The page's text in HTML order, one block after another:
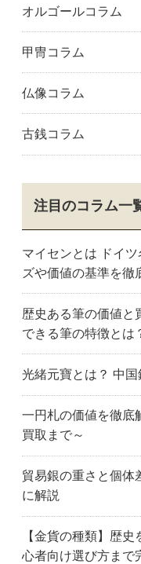
オルゴールコラム
甲冑コラム
仏像コラム
古銭コラム
注目のコラム一
マイセンとは ドイ
ズや価値の基準を徹
歴史ある筆の価値と
できる筆の特徴とは
光緒元寶とは？ 中
一円札の価値を徹底
買取まで～
貿易銀の重さと個体
に解説
【金貨の種類】歴
心者向け選び方まで